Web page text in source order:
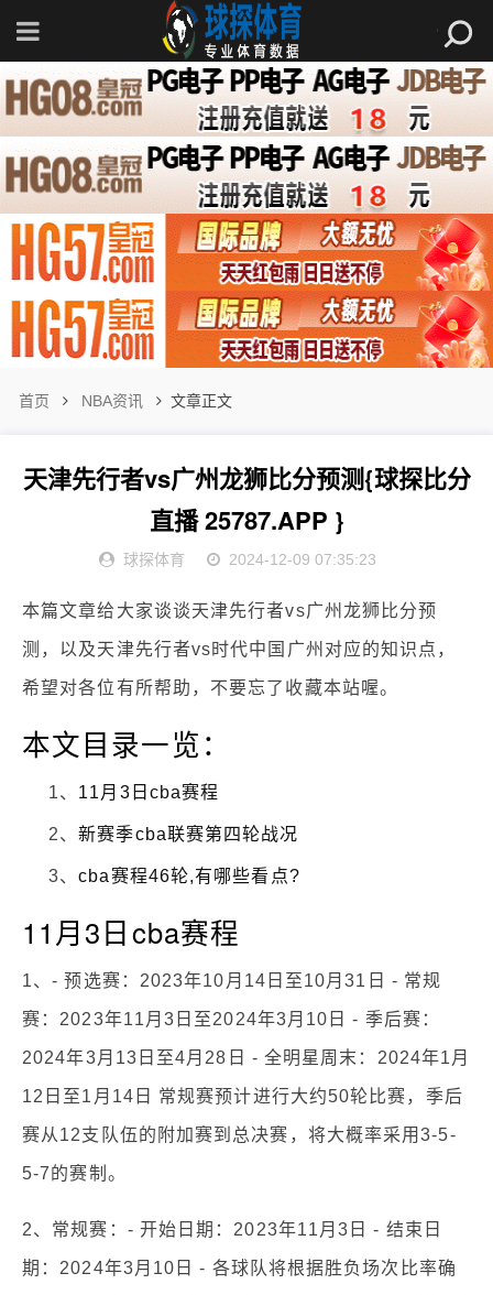
首页 NBA资讯 文章正文
天津先行者vs广州龙狮比分预测{球探比分
直播 25787.APP }
球探体育 2024-12-09 07:35:23
本篇文章给大家谈谈天津先行者vs广州龙狮比分预
测，以及天津先行者vs时代中国广州对应的知识点，
希望对各位有所帮助，不要忘了收藏本站喔。
本文目录一览：
1、 11月3日cba赛程
2、新赛季cba联赛第四轮战况
3、cba赛程46轮,有哪些看点?
11月3日cba赛程
1、- 预选赛：2023年10月14日至10月31日 - 常规
赛：2023年11月3日至2024年3月10日 - 季后赛：
2024年3月13日至4月28日 - 全明星周末：2024年1月
12日至1月14日 常规赛预计进行大约50轮比赛，季后
赛从12支队伍的附加赛到总决赛，将大概率采用3-5-
5-7的赛制。
2、常规赛：- 开始日期：2023年11月3日 - 结束日
期：2024年3月10日 - 各球队将根据胜负场次比率确